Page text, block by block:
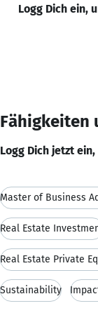
Logg Dich ein,
Fähigkeiten
Logg Dich jetzt
Master of Business
Real Estate
Real Estate Private
Sustainability